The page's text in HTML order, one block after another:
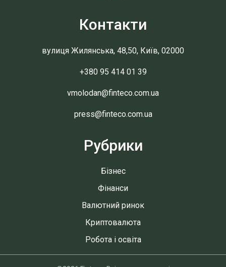
Контакти
вулиця Жилянська, 48,50, Київ, 02000
+380 95 414 01 39
vmolodan@finteco.com.ua
press@finteco.com.ua
Рубрики
Бізнес
Фінанси
Валютний ринок
Криптовалюта
Робота і освіта